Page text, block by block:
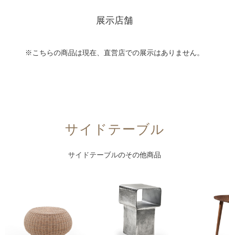
展示店舗
※こちらの商品は現在、直営店での展示はありません。
サイドテーブル
サイドテーブルのその他商品